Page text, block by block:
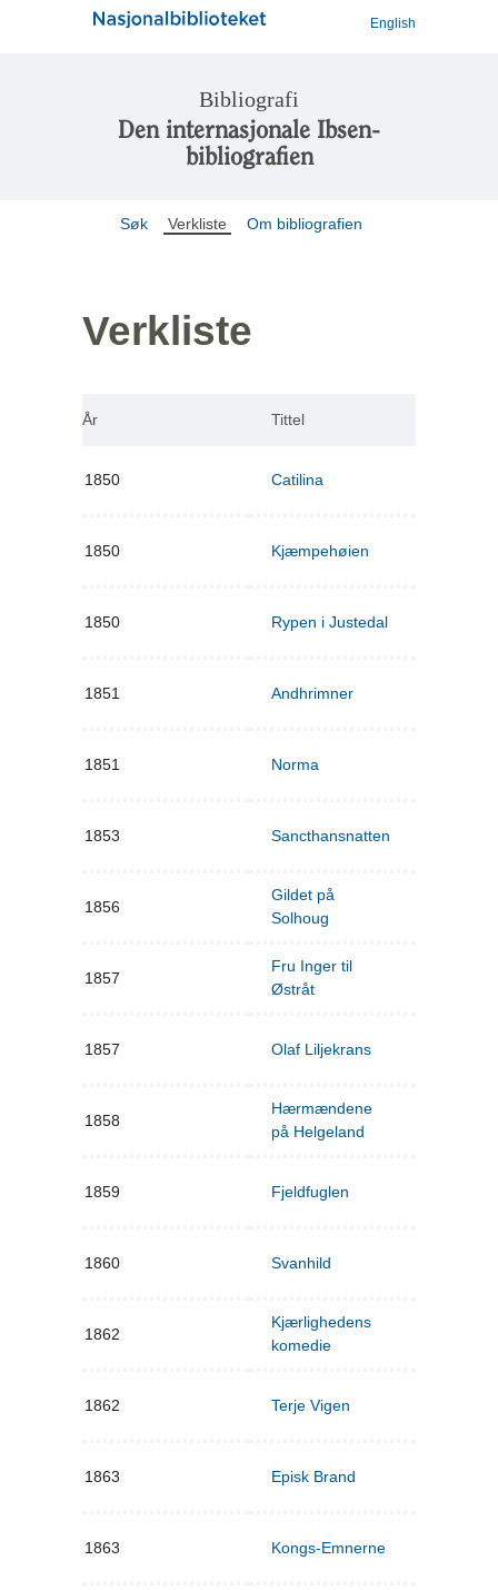
English
Bibliografi
Den internasjonale Ibsen-
bibliografien
Søk Verkliste Om bibliografien
Verkliste
År Tittel
1850 Catilina
1850 Kjæmpehøien
1850 Rypen i Justedal
1851 Andhrimner
1851 Norma
1853 Sancthansnatten
1856
Gildet på
Solhoug
1857
Fru Inger til
Østråt
1857 Olaf Liljekrans
1858
Hærmændene
på Helgeland
1859 Fjeldfuglen
1860 Svanhild
1862
Kjærlighedens
komedie
1862 Terje Vigen
1863 Episk Brand
1863 Kongs-Emnerne